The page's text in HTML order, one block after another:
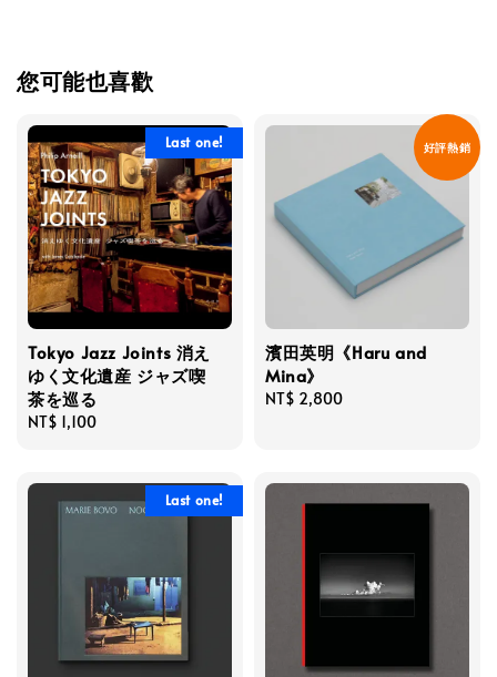
您可能也喜歡
Last one!
Tokyo Jazz Joints 消え
ゆく文化遺産 ジャズ喫
茶を巡る
Regular
NT$ 1,100
好評熱銷
濱田英明《Haru and
Mina》
Regular
NT$ 2,800
Last one!